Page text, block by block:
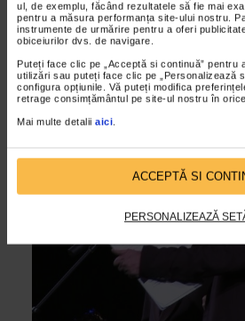
ul, de exemplu, făcând rezultatele să fie mai
pentru a măsura performanța site-ului nostru.
instrumente de urmărire pentru a oferi
obiceiurilor dvs. de navigare.
Puteți face clic pe „Acceptă si continuă” pentru
utilizări sau puteți face clic pe „Personalizează
configura opțiunile. Vă puteți modifica
retrage consimțământul pe site-ul nostru în
Mai multe detalii aici.
ACCEPTĂ SI
PERSONALIZEAZĂ
Targovistea, capitala
weekend
Primaria Municipiului Targoviste
Municipal Targoviste vor organiza in